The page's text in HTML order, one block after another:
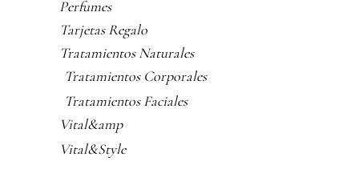
Perfumes
Tarjetas Regalo
Tratamientos Naturales
Tratamientos Corporales
Tratamientos Faciales
Vital&amp
Vital&Style